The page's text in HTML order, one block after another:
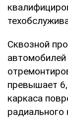
Сквозной
превышает
каркаса
радиального